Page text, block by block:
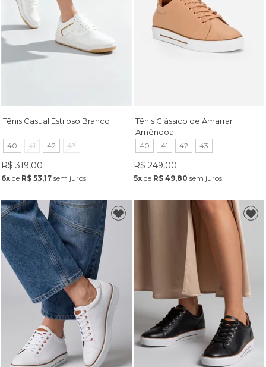
Tênis Casual Estiloso Branco
40 41 42 43
R$ 319,00
6xde R$ 53,17sem juros
Tênis Clássico de Amarrar
Amêndoa
40 41 42 43
R$ 249,00
5x de R$ 49,80 sem juros